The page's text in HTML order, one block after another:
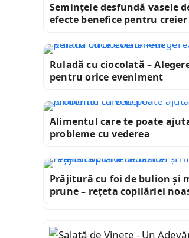
Semințele desfundă vasele
efecte benefice pentru
Ruladă cu ciocolată –
pentru orice eveniment
Alimentul care te poate
probleme cu vederea
Prăjitură cu foi de bulion și
prune – rețeta copilăriei